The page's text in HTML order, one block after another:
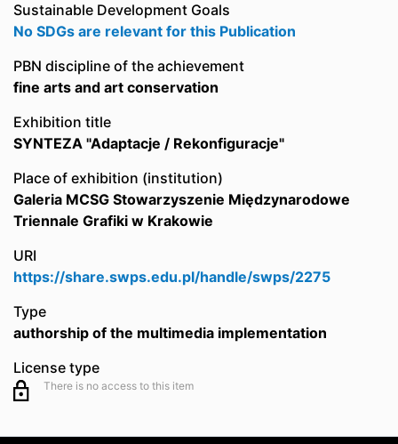
Sustainable Development Goals
No SDGs are relevant for this Publication
PBN discipline of the achievement
fine arts and art conservation
Exhibition title
SYNTEZA "Adaptacje / Rekonfiguracje"
Place of exhibition (institution)
Galeria MCSG Stowarzyszenie Międzynarodowe
Triennale Grafiki w Krakowie
URI
https://share.swps.edu.pl/handle/swps/2275
Type
authorship of the multimedia implementation
License type
There is no access to this item